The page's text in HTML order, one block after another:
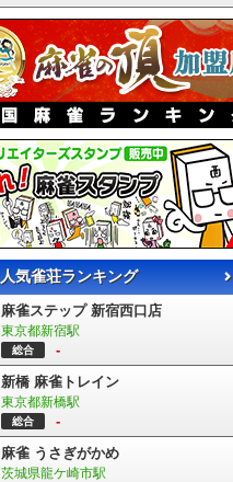
人気雀荘ランキング
麻雀ステップ 新宿西口店
東京都新宿駅
総合 -
新橋 麻雀トレイン
東京都新橋駅
総合 -
麻雀 うさぎがかめ
茨城県龍ケ崎市駅